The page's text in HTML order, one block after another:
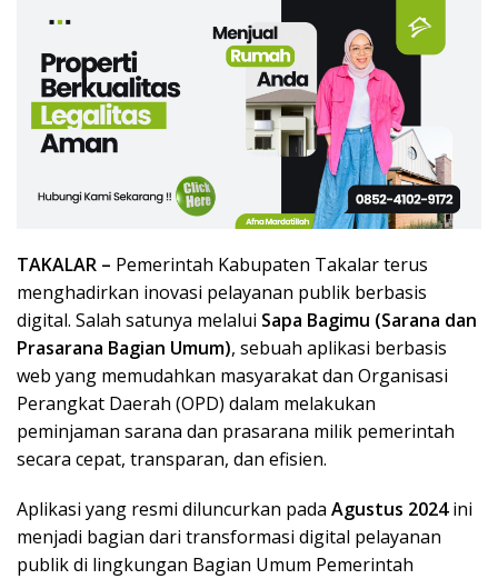
TAKALAR – Pemerintah Kabupaten Takalar terus
menghadirkan inovasi pelayanan publik berbasis
digital. Salah satunya melalui Sapa Bagimu (Sarana dan
Prasarana Bagian Umum), sebuah aplikasi berbasis
web yang memudahkan masyarakat dan Organisasi
Perangkat Daerah (OPD) dalam melakukan
peminjaman sarana dan prasarana milik pemerintah
secara cepat, transparan, dan efisien.
Aplikasi yang resmi diluncurkan pada Agustus 2024ini
menjadi bagian dari transformasi digital pelayanan
publik di lingkungan Bagian Umum Pemerintah